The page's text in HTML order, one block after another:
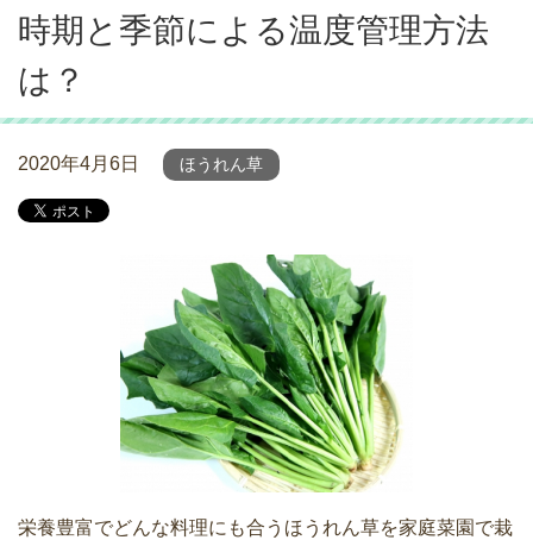
時期と季節による温度管理方法
は？
2020年4月6日 ほうれん草
栄養豊富でどんな料理にも合うほうれん草を家庭菜園で栽